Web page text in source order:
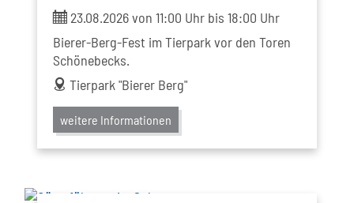
ticket
23.08.2026 von 11:00 Uhr bis 18:00 Uhr
Bierer-Berg-Fest im Tierpark vor den Toren
Schönebecks.
address
Tierpark "Bierer Berg"
weitere Informationen